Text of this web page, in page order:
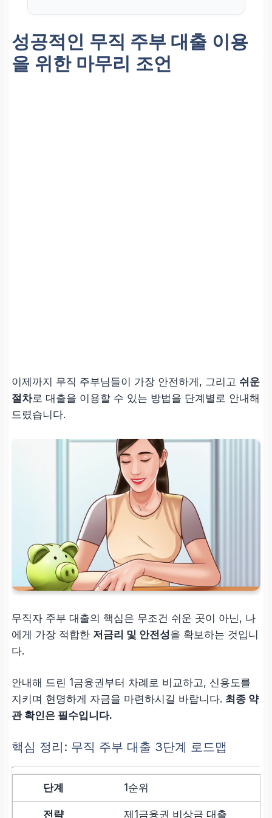
성공적인 무직 주부 대출 이용
을 위한 마무리 조언
이제까지 무직 주부님들이 가장 안전하게, 그리고 쉬운
절차로 대출을 이용할 수 있는 방법을 단계별로 안내해
드렸습니다.
무직자 주부 대출의 핵심은 무조건 쉬운 곳이 아닌, 나
에게 가장 적합한 저금리 및 안전성을 확보하는 것입니
다.
안내해 드린 1금융권부터 차례로 비교하고, 신용도를
지키며 현명하게 자금을 마련하시길 바랍니다. 최종 약
관 확인은 필수입니다.
핵심 정리: 무직 주부 대출 3단계 로드맵
1순위
제1금융권 비상금 대출